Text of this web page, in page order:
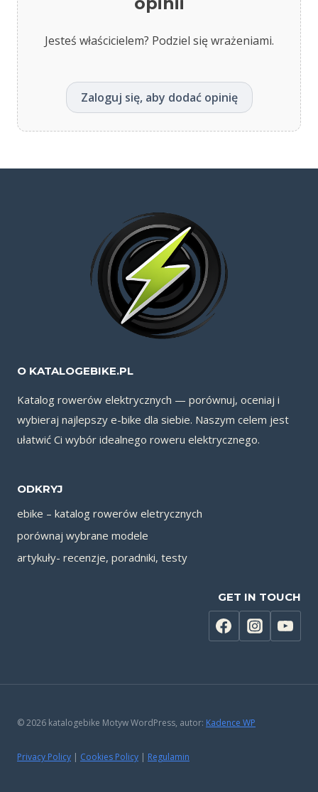
Jesteś właścicielem? Podziel się wrażeniami.
Zaloguj się, aby dodać opinię
O KATALOGEBIKE.PL
Katalog rowerów elektrycznych — porównuj, oceniaj i
wybieraj najlepszy e-bike dla siebie. Naszym celem jest
ułatwić Ci wybór idealnego roweru elektrycznego.
ODKRYJ
ebike – katalog rowerów eletrycznych
porównaj wybrane modele
artykuły- recenzje, poradniki, testy
GET IN TOUCH
© 2026 katalogebike Motyw WordPress, autor: Kadence WP
Privacy Policy | Cookies Policy | Regulamin